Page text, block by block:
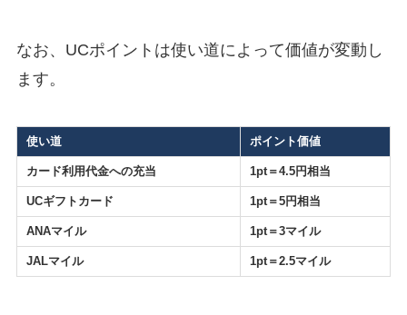
なお、UCポイントは使い道によって価値が変動し
ます。
使い道 ポイント価値
カード利用代金への充当 1pt＝4.5円相当
UCギフトカード 1pt＝5円相当
ANAマイル 1pt＝3マイル
JALマイル 1pt＝2.5マイル